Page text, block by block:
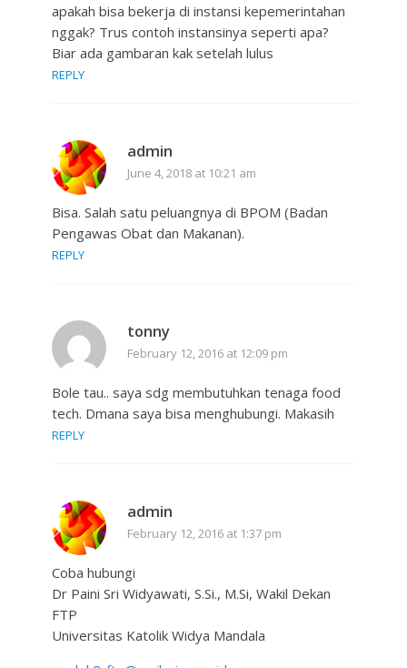
apakah bisa bekerja di instansi kepemerintahan
nggak? Trus contoh instansinya seperti apa?
Biar ada gambaran kak setelah lulus
REPLY
admin
June 4, 2018 at 10:21 am
Bisa. Salah satu peluangnya di BPOM (Badan
Pengawas Obat dan Makanan).
REPLY
tonny
February 12, 2016 at 12:09 pm
Bole tau.. saya sdg membutuhkan tenaga food
tech. Dmana saya bisa menghubungi. Makasih
REPLY
admin
February 12, 2016 at 1:37 pm
Coba hubungi
Dr Paini Sri Widyawati, S.Si., M.Si, Wakil Dekan
FTP
Universitas Katolik Widya Mandala